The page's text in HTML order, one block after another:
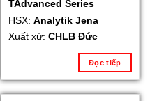
TAdvanced Series
HSX: Analytik Jena
Xuất xứ: CHLB Đức
Đọc tiếp